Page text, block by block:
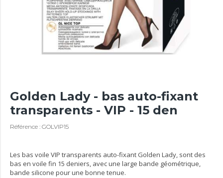
Golden Lady - bas auto-fixant
transparents - VIP - 15 den
Référence : GOLVIP15
Les bas voile VIP transparents auto-fixant Golden Lady, sont des
bas en voile fin 15 deniers, avec une large bande géométrique,
bande silicone pour une bonne tenue.